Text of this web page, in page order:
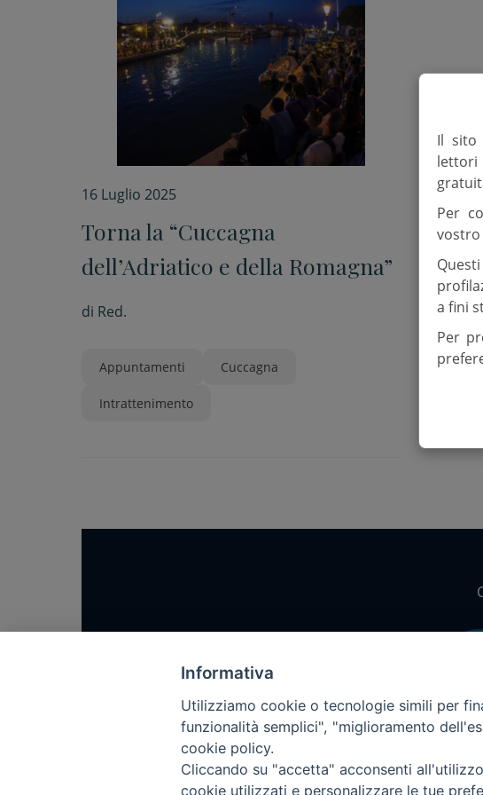
16 Luglio 2025
Torna la “Cuccagna
dell’Adriatico e della Romagna”
di Red.
Appuntamenti Cuccagna
Intrattenimento
Come abbonarsi
Il sito
Per
vostro
a fini
Per
Informativa
Utilizziamo cookie o tecnologie simili per
funzionalità semplici", "miglioramento
cookie policy.
Cliccando su "accetta" acconsenti
cookie utilizzati e personalizzare le tue